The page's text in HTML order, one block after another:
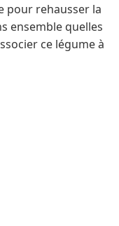
pour rehausser la
ensemble quelles
ce légume à